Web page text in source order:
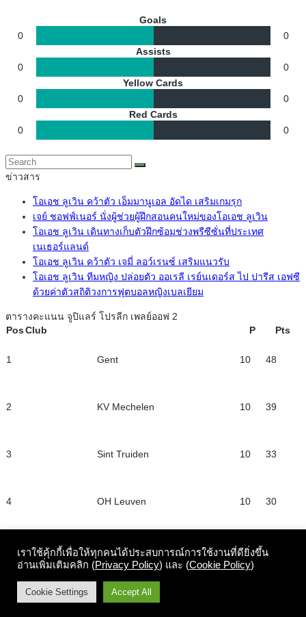
Goals
0
0
Assists
0
0
Yellow Cards
0
0
Red Cards
0
0
ข่าวสาร
โอเอช ลูเวิน คว้าตัว เอ็มมานูเอล อัดได เสริมเกมรุก
เจย์ ชอฟฟ์เนอร์ นั่งผู้ช่วยผู้ฝึกสอนคนใหม่ของโอเอช ลูเวิน
โอเอช ลูเวิน เดินทางเก็บตัวฝึกซ้อมช่วงพรีซีซั่นที่ประเทศ
เนเธอร์แลนด์
โอเอช ลูเวิน คว้าตัว เจมี่ ลอว์เรนซ์ เสริมแนวรับ
โอเอช ลูเวิน ทีมหญิง ปล่อยตัว ออเรลี เรย์นเดอร์ส ไป ปารีส เอฟซี
ด้วยค่าตัวสถิติวงการฟุตบอลหญิงเบลเยียม
ตารางคะแนน จูปิแลร์ โปรลีก เพลย์ออฟ 2
PosClub P Pts
1 Gent 10 48
2 KV Mechelen 10 39
3 Sint Truiden 10 33
4 OH Leuven 10 30
KVC Westerlo 10 24
Standard Liège
เราใช้คุ้กกี้เพื่อให้ทุกคนได้ประสบการณ์การใช้งานที่ดียิ่งขึ้น
อ่านเพิ่มเติมคลิก (Privacy Policy) และ (Cookie Policy)
Cookie Settings Accept All